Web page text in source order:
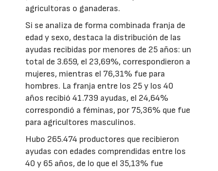
agricultoras o ganaderas.
Si se analiza de forma combinada franja de
edad y sexo, destaca la distribución de las
ayudas recibidas por menores de 25 años: un
total de 3.659, el 23,69%, correspondieron a
mujeres, mientras el 76,31% fue para
hombres. La franja entre los 25 y los 40
años recibió 41.739 ayudas, el 24,64%
correspondió a féminas, por 75,36% que fue
para agricultores masculinos.
Hubo 265.474 productores que recibieron
ayudas con edades comprendidas entre los
40 y 65 años, de lo que el 35,13% fue